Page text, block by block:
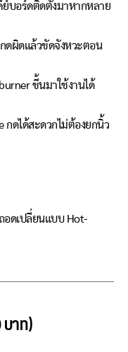
บอร์ดติดตั้งมาหากหลาย
ดผิดแล้วขัดจังหวะตอน
ขึ้นมาใช้งานได้
กดได้สะดวกไม่ต้องยกนิ้ว
ดเปลี่ยนแบบ Hot-
าท)